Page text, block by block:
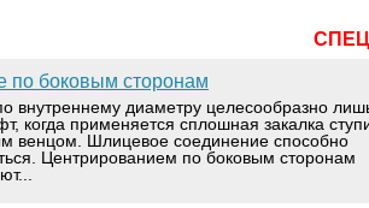
по боковым сторонам
внутреннему диаметру целесообразно
когда применяется сплошная закалка
венцом. Шлицевое соединение способно
Центрированием по боковым сторонам